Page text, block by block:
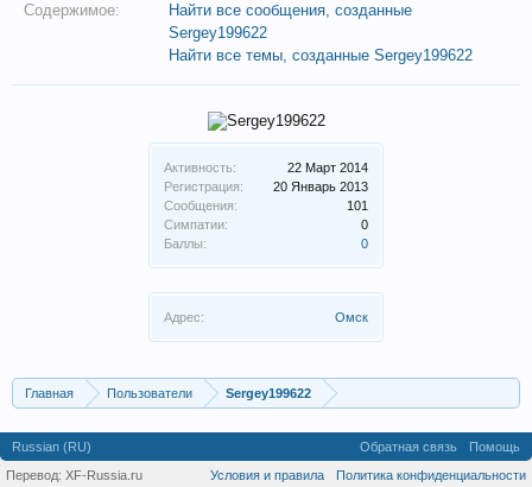
Активность:
22 Март 2014
Регистрация:
20 Январь 2013
Сообщения:
101
Симпатии:
0
Баллы:
0
Адрес: Омск
Содержимое:
Найти все сообщения, созданные
Sergey199622
Найти все темы, созданные Sergey199622
Главная Пользователи Sergey199622
Russian (RU) Обратная связь
Помощь
Условия и правила
Политика конфиденциальности
Перевод: XF-Russia.ru